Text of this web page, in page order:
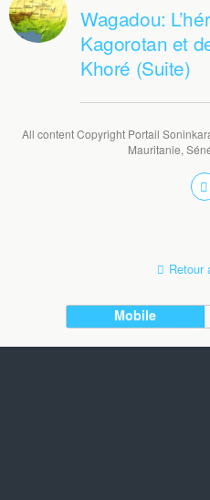
Wagadou:
Kagorotan et
Khoré (Suite)
All content Copyright Portail
Mauritanie,
Retour
Mobile